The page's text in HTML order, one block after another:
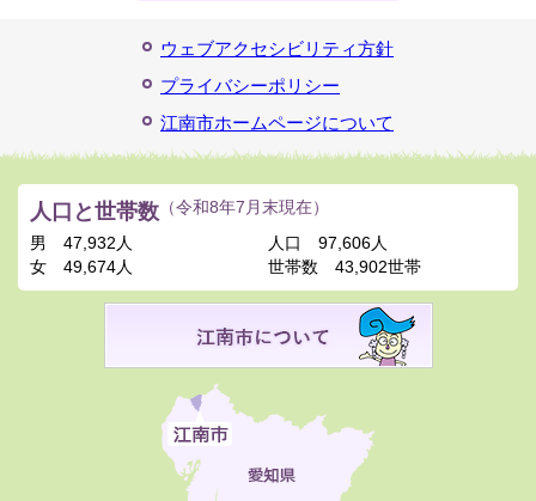
ウェブアクセシビリティ方針
プライバシーポリシー
江南市ホームページについて
人口と世帯数 （令和8年7月末現在）
男
47,932人
女
49,674人
人口
97,606人
世帯数
43,902世帯